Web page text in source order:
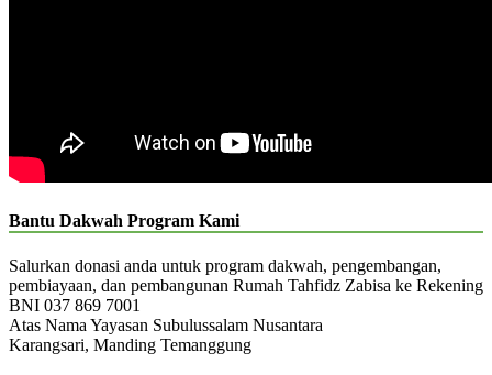
Bantu Dakwah Program Kami
Salurkan donasi anda untuk program dakwah, pengembangan,
pembiayaan, dan pembangunan Rumah Tahfidz Zabisa ke Rekening
BNI 037 869 7001
Atas Nama Yayasan Subulussalam Nusantara
Karangsari, Manding Temanggung